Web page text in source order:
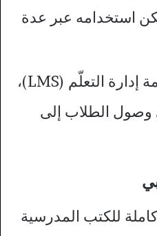
استخدامه عبر عدة
يُمكن دمجه مع أنظمة إدارة التعلّم (LMS)،
وصول الطلاب إلى
للكتب المدرسية